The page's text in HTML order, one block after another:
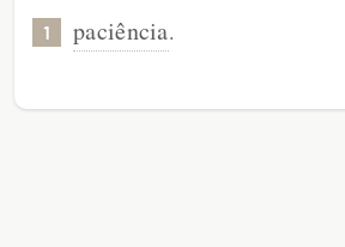
1 paciência.